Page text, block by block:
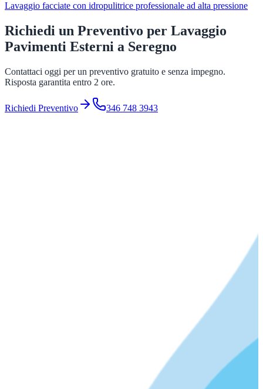
Lavaggio facciate con idropulitrice professionale ad alta pressione
Richiedi un Preventivo per Lavaggio
Pavimenti Esterni a Seregno
Contattaci oggi per un preventivo gratuito e senza impegno.
Risposta garantita entro 2 ore.
Richiedi Preventivo 346 748 3943